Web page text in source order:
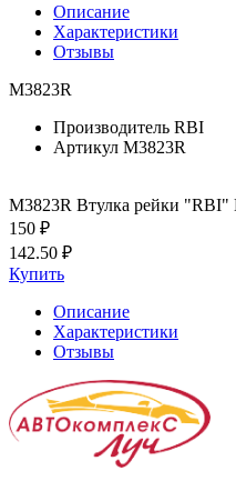
Описание
Характеристики
Отзывы
M3823R
Производитель RBI
Артикул M3823R
M3823R Втулка рейки "RBI"
150 ₽
142.50 ₽
Купить
Описание
Характеристики
Отзывы